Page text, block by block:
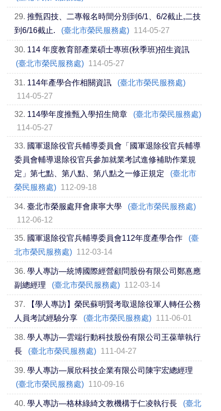
29. 推甄四技、二專報名時間分別到6/1、6/2截止,二技
到6/16截止.
(臺北市榮民服務處) 114-05-27
30. 114 年度教育部產業碩士專班(秋季班)招生資訊
(臺北市榮民服務處) 114-05-27
31. 114年產學合作相關資訊
(臺北市榮民服務處)
114-05-27
32. 114學年度推甄入學招生簡章
(臺北市榮民服務處)
114-05-27
33. 國軍退除役官兵輔導委員會「國軍退除役官兵輔導
委員會輔導退除役官兵參加就業考試進修補助作業規
定」第七點、第八點、第八點之一修正規定
(臺北市
榮民服務處) 112-09-18
34. 臺北市榮服處拜會康寧大學
(臺北市榮民服務處)
112-06-12
35. 國軍退除役官兵輔導委員會112年度產學合作
(臺
北市榮民服務處) 112-03-14
36. 學人專訪—統博國際經營顧問股份有限公司鄭惪應
副總經理
(臺北市榮民服務處) 112-03-14
37.
【學人專訪】榮民蘇明賢考取退除役軍人轉任公務
人員考試經驗分享
(臺北市榮民服務處) 111-06-01
38. 學人專訪—雲端行動科技股份有限公司王葆華執行
長
(臺北市榮民服務處) 111-04-27
39. 學人專訪—展欣科技企業有限公司陳宇宏總經理
(臺北市榮民服務處) 110-09-16
40. 學人專訪—格林綠綺文教機構于仁凌執行長
(臺北